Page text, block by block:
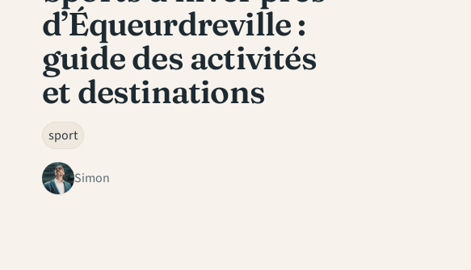
d’Équeurdreville :
guide des activités
et destinations
sport
Simon